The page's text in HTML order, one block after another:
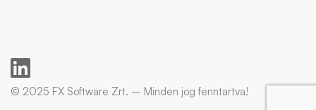
© 2025 FX Software Zrt. – Minden jog fenntartva!